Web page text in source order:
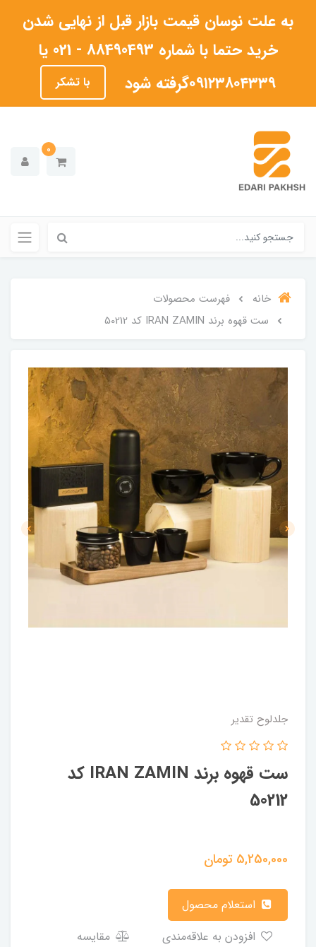
به علت نوسان قیمت بازار قبل از نهایی شدن
خرید حتما با شماره 88490493 - 021 یا
۰۹۱۲۳۸۰۴۳۳۹گرفته شود
با تشکر
0
خانه
فهرست محصولات
ست قهوه برند IRAN ZAMIN کد 50212
جلدلوح تقدیر
ست قهوه برند IRAN ZAMIN کد
50212
5,250,000 تومان
مقایسه